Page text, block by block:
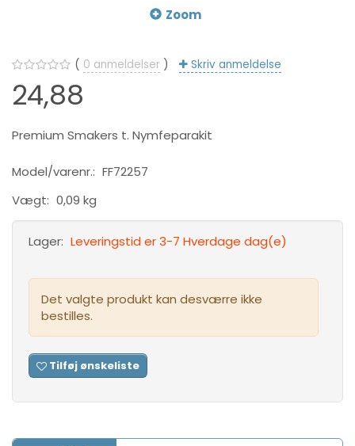
Zoom
0 anmeldelser Skriv anmeldelse
24,88
Premium Smakers t. Nymfeparakit
Model/varenr.: FF72257
Vægt: 0,09 kg
Lager: Leveringstid er 3-7 Hverdage dag(e)
Det valgte produkt kan desværre ikke
bestilles.
Tilføj ønskeliste